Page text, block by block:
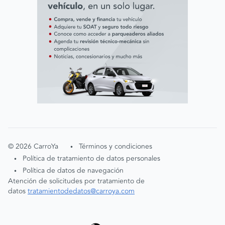
©2026 CarroYa • Términos y condiciones
• Política de tratamiento de datos personales
•
Política de datos de navegación
Atención de solicitudes por tratamiento de
datostratamientodedatos@carroya.com